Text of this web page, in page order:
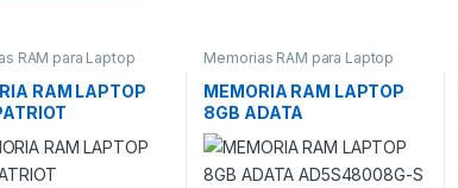
RAM para Laptop
RAM LAPTOP
DDR4
CL22 1.2V
Memorias RAM para Laptop
MEMORIA RAM LAPTOP
8GB ADATA
AD5S48008G-S DDR5
4800MHZ CL40 1.1V
NEGRO